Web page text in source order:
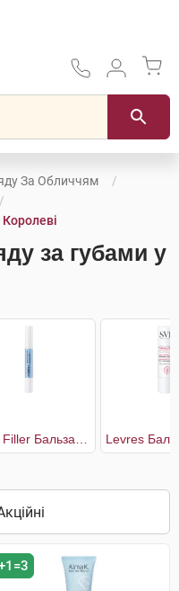
За Обличчям
за губами у